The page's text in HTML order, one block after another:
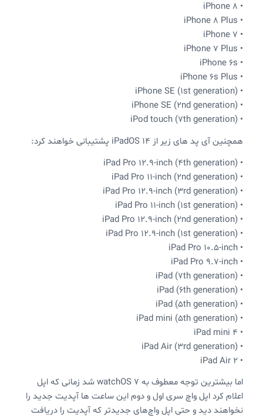
• iPhone 8
• iPhone 8 Plus
• iPhone 7
• iPhone 7 Plus
• iPhone 6s
• iPhone 6s Plus
• iPhone SE (1st generation)
• iPhone SE (2nd generation)
• iPod touch (7th generation)
همچنین آی پد های زیر از iPadOS 14 پشتیبانی خواهند کرد:
• iPad Pro 12.9-inch (4th generation)
• iPad Pro 11-inch (2nd generation)
• iPad Pro 12.9-inch (3rd generation)
• iPad Pro 11-inch (1st generation)
• iPad Pro 12.9-inch (2nd generation)
• iPad Pro 12.9-inch (1st generation)
• iPad Pro 10.5-inch
• iPad Pro 9.7-inch
• iPad (7th generation)
• iPad (6th generation)
• iPad (5th generation)
• iPad mini (5th generation)
• iPad mini 4
• iPad Air (3rd generation)
• iPad Air 2
اما بیشترین توجه معطوف به watchOS 7 شد زمانی که اپل
اعلام کرد اپل واچ سری اول و دوم این ساعت ها آپدیت جدید را
نخواهند دید و حتی اپل واچ‌های جدیدتر که آپدیت را دریافت